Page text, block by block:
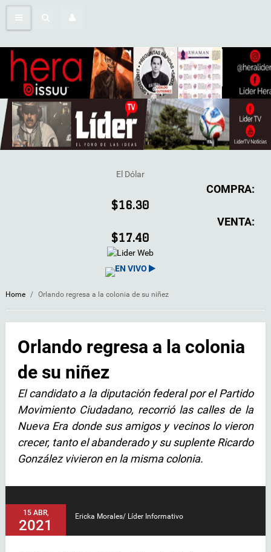
El Dólar
COMPRA:
$16.30
VENTA:
$17.40
EN VIVO
Home / Orlando regresa a la colonia de su niñez
Orlando regresa a la colonia
de su niñez
El candidato a la diputación federal por el Partido
Movimiento Ciudadano, recorrió las calles de la
Nueva Era donde sus amigos y vecinos lo vieron
crecer, tanto el abanderado y su suplente Ricardo
González vivieron en la misma colonia.
15 ABR,
2021
Ericka Morales/ Líder Informativo